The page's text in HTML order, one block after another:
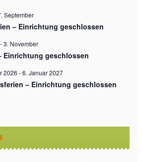
September
– Einrichtung geschlossen
-3. November
Einrichtung geschlossen
2026 -6. Januar 2027
– Einrichtung geschlossen